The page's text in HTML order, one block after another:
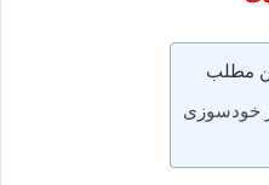
مطلب
خودسوزی